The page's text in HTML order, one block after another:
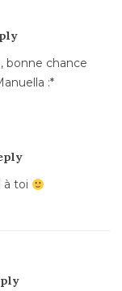
bonne chance
:*
à toi